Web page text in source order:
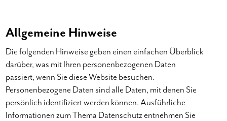
Allgemeine Hinweise
Die folgenden Hinweise geben einen einfachen Überblick
darüber, was mit Ihren personenbezogenen Daten
passiert, wenn Sie diese Website besuchen.
Personenbezogene Daten sind alle Daten, mit denen Sie
persönlich identifiziert werden können. Ausführliche
Informationen zum Thema Datenschutz entnehmen Sie